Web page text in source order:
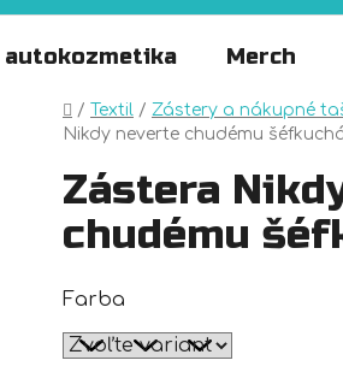
autokozmetika Merch
Domov
/ Textil / Zástery a nákupné
Nikdy neverte chudému
Zástera
chudému
Farba